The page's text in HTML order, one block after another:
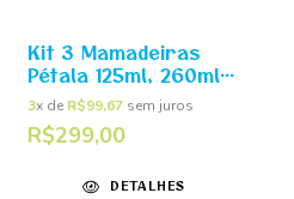
Kit 3 Mamadeiras
Pétala 125ml, 260ml e
330ml Azul - Philips
Avent
3x de R$99,67 sem juros
R$299,00
DETALHES